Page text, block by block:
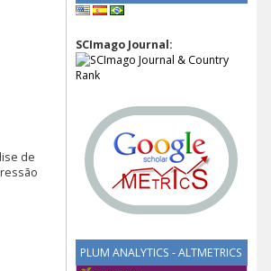
SCImago Journal:
PLUM ANALYTICS - ALTMETRICS
de